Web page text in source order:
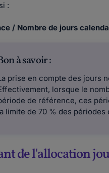
:
/ Nombre de jours
à savoir :
prise en compte des jours
lorsque le
de référence, ces
limite de 70 % des périodes
de l'allocation